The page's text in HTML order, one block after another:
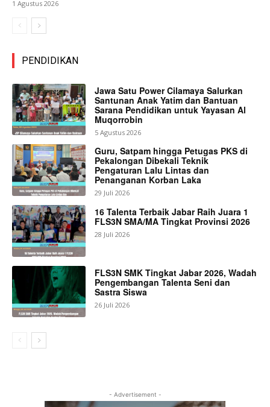
1 Agustus 2026
PENDIDIKAN
Jawa Satu Power Cilamaya Salurkan
Santunan Anak Yatim dan Bantuan
Sarana Pendidikan untuk Yayasan Al
Muqorrobin
5 Agustus 2026
Guru, Satpam hingga Petugas PKS di
Pekalongan Dibekali Teknik
Pengaturan Lalu Lintas dan
Penanganan Korban Laka
29 Juli 2026
16 Talenta Terbaik Jabar Raih Juara 1
FLS3N SMA/MA Tingkat Provinsi 2026
28 Juli 2026
FLS3N SMK Tingkat Jabar 2026, Wadah
Pengembangan Talenta Seni dan
Sastra Siswa
26 Juli 2026
- Advertisement -